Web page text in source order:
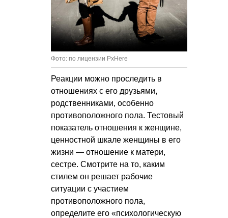
Фото: по лицензии PxHere
Реакции можно проследить в
отношениях с его друзьями,
родственниками, особенно
противоположного пола. Тестовый
показатель отношения к женщине,
ценностной шкале женщины в его
жизни — отношение к матери,
сестре. Смотрите на то, каким
стилем он решает рабочие
ситуации с участием
противоположного пола,
определите его «психологическую